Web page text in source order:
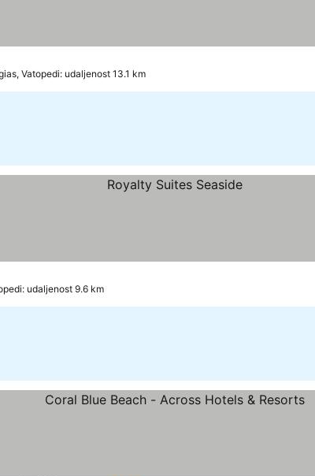
Vatopedi: udaljenost 13.1 km
udaljenost 9.6 km